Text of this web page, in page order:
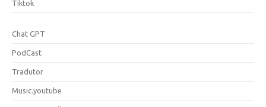
Tiktok
Chat GPT
PodCast
Tradutor
Music.youtube